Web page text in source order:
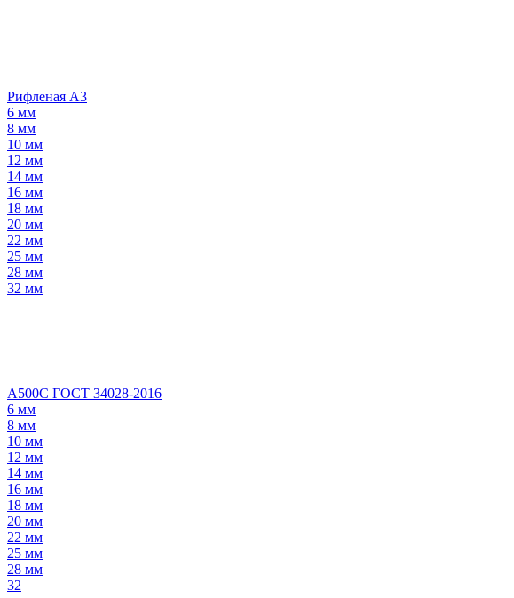
Рифленая А3
6 мм
8 мм
10 мм
12 мм
14 мм
16 мм
18 мм
20 мм
22 мм
25 мм
28 мм
32 мм
А500С ГОСТ 34028-2016
6 мм
8 мм
10 мм
12 мм
14 мм
16 мм
18 мм
20 мм
22 мм
25 мм
28 мм
32